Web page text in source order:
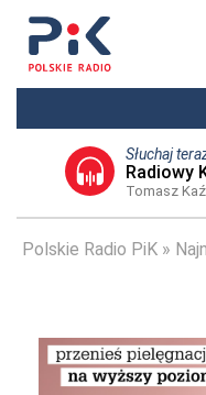
Słuchaj
Radiowy
Tomasz
Polskie Radio PiK